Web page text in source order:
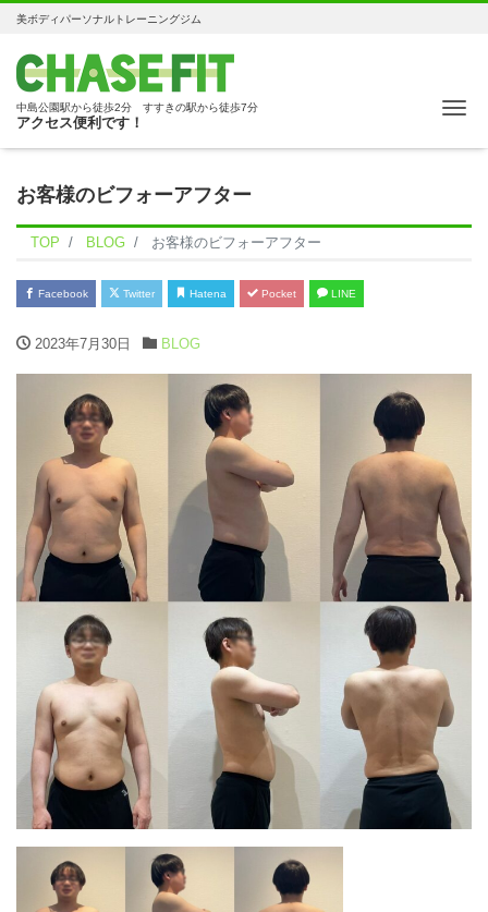
美ボディパーソナルトレーニングジム
中島公園駅から徒歩2分 すすきの駅から徒歩7分
アクセス便利です！
お客様のビフォーアフター
TOP BLOG お客様のビフォーアフター
Facebook Twitter Hatena Pocket LINE
2023年7月30日 BLOG